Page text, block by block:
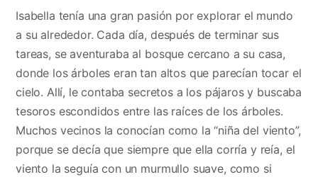
Isabella tenía una gran pasión por explorar el mundo
a su alrededor. Cada día, después de terminar sus
tareas, se aventuraba al bosque cercano a su casa,
donde los árboles eran tan altos que parecían tocar el
cielo. Allí, le contaba secretos a los pájaros y buscaba
tesoros escondidos entre las raíces de los árboles.
Muchos vecinos la conocían como la “niña del viento”,
porque se decía que siempre que ella corría y reía, el
viento la seguía con un murmullo suave, como si